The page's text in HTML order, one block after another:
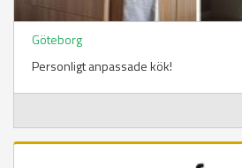
Göteborg
Personligt anpassade kök!